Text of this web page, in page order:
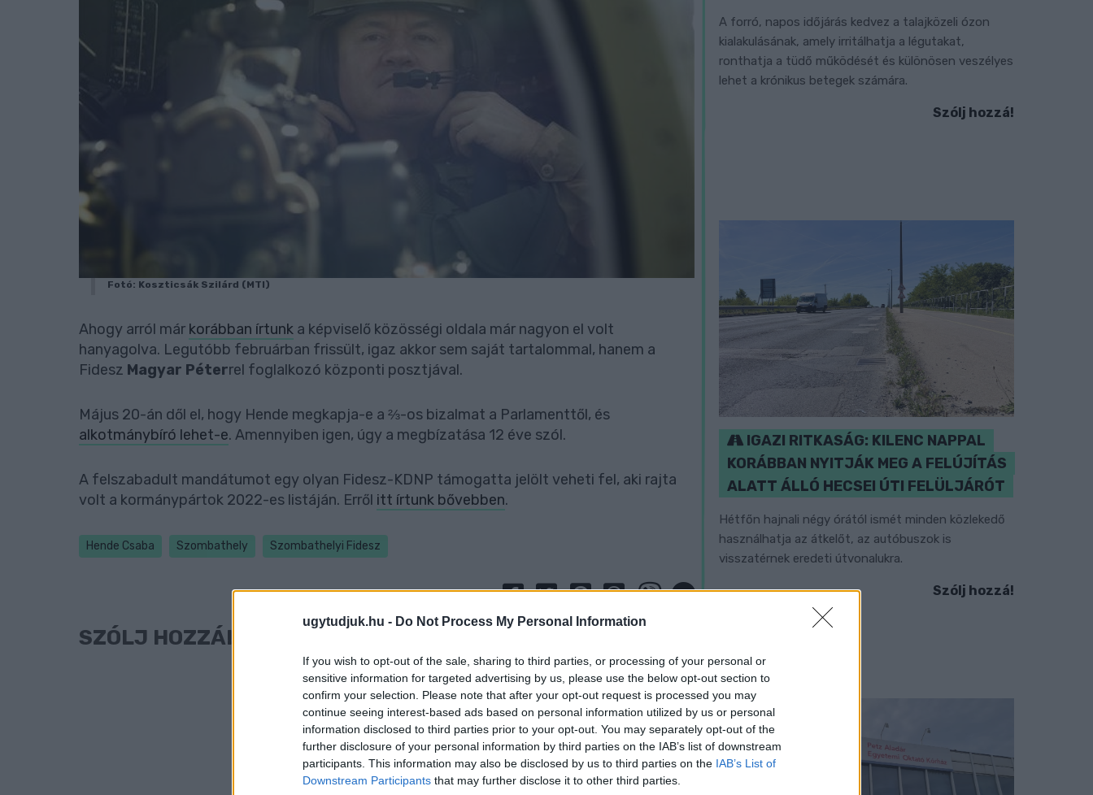
ugytudjuk.hu - Do Not Process My Personal Information
If you wish to opt-out of the sale, sharing to third parties, or processing of your personal or
sensitive information for targeted advertising by us, please use the below opt-out section to
confirm your selection. Please note that after your opt-out request is processed you may
continue seeing interest-based ads based on personal information utilized by us or personal
information disclosed to third parties prior to your opt-out. You may separately opt-out of the
further disclosure of your personal information by third parties on the IAB’s list of downstream
participants. This information may also be disclosed by us to third parties on the IAB’s List of
Downstream Participants that may further disclose it to other third parties.
Fotó: Koszticsák Szilárd (MTI)
Ahogy arról már korábban írtunk a képviselő közösségi oldala már nagyon el volt
hanyagolva. Legutóbb februárban frissült, igaz akkor sem saját tartalommal, hanem a
Fidesz Magyar Péterrel foglalkozó központi posztjával.
Május 20-án dől el, hogy Hende megkapja-e a ⅔-os bizalmat a Parlamenttől, és
alkotmánybíró lehet-e. Amennyiben igen, úgy a megbízatása 12 éve szól.
A felszabadult mandátumot egy olyan Fidesz-KDNP támogatta jelölt veheti fel, aki rajta
volt a kormánypártok 2022-es listáján. Erről itt írtunk bővebben.
Hende Csaba Szombathely Szombathelyi Fidesz
SZÓLJ HOZZÁ!
A forró, napos időjárás kedvez a talajközeli ózon
kialakulásának, amely irritálhatja a légutakat,
ronthatja a tüdő működését és különösen veszélyes
lehet a krónikus betegek számára.
Szólj hozzá!
IGAZI RITKASÁG: KILENC NAPPAL
KORÁBBAN NYITJÁK MEG A FELÚJÍTÁS
ALATT ÁLLÓ HECSEI ÚTI FELÜLJÁRÓT
Hétfőn hajnali négy órától ismét minden közlekedő
használhatja az átkelőt, az autóbuszok is
visszatérnek eredeti útvonalukra.
Szólj hozzá!